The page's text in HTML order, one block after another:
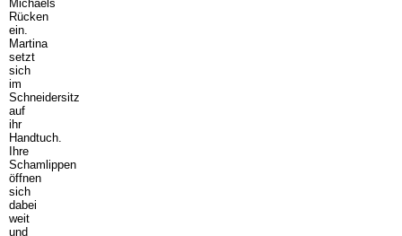
Michaels
Rücken
ein.
Martina
setzt
sich
im
Schneidersitz
auf
ihr
Handtuch.
Ihre
Schamlippen
öffnen
sich
dabei
weit
und